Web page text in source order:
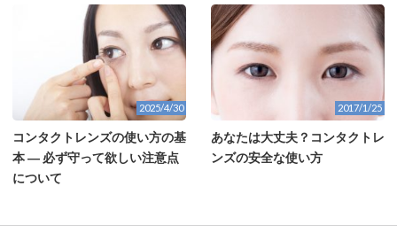
2025/4/30
コンタクトレンズの使い方の基
本 ― 必ず守って欲しい注意点
について
2017/1/25
あなたは大丈夫？コンタクトレ
ンズの安全な使い方